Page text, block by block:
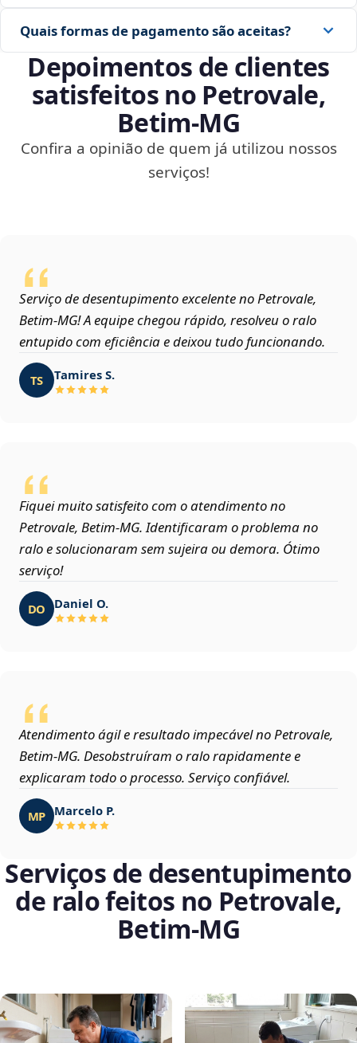
Quais formas de pagamento são aceitas?
Depoimentos de clientes
satisfeitos no Petrovale,
Betim‑MG
Confira a opinião de quem já utilizou nossos
serviços!
Serviço de desentupimento excelente no Petrovale,
Betim‑MG! A equipe chegou rápido, resolveu o ralo
entupido com eficiência e deixou tudo funcionando.
TS Tamires S.
Fiquei muito satisfeito com o atendimento no
Petrovale, Betim‑MG. Identificaram o problema no
ralo e solucionaram sem sujeira ou demora. Ótimo
serviço!
DO Daniel O.
Atendimento ágil e resultado impecável no Petrovale,
Betim‑MG. Desobstruíram o ralo rapidamente e
explicaram todo o processo. Serviço confiável.
MP Marcelo P.
Serviços de desentupimento
de ralo feitos no Petrovale,
Betim‑MG